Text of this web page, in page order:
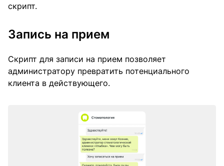
скрипт.
Запись на прием
Скрипт для записи на прием позволяет
администратору превратить потенциального
клиента в действующего.